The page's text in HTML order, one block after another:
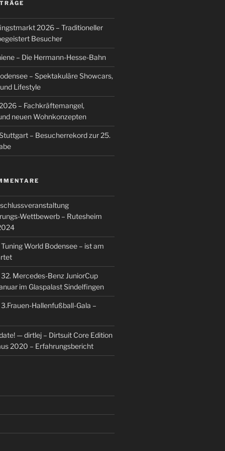
2026 – Traditioneller
Besucher
– Die Hermann-Hesse-Bahn
– Spektakuläre Showcars,
Lifestyle
– Fachkräftemangel,
neuen Wohnkonzepten
– Besucherrekord zur 25.
Wettbewerb – Rutesheim
Tuning World Bodensee – ist am
32. Mercedes-Benz JuniorCup
im Glaspalast Sindelfingen
3.Frauen-Hallenfußball-Gala –
— dirtlej – Dirtsuit Core Edition
2020 – Erfahrungsbericht